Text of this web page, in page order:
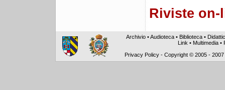
Riviste
Archivio •Audioteca • Biblioteca •
Link • Multimedia •
Privacy Policy -Copyright © 2005 -